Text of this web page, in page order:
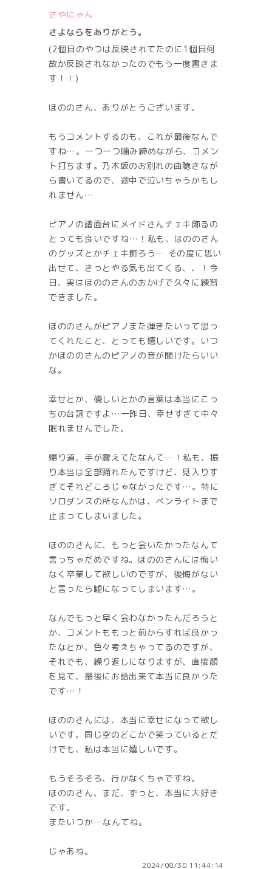
さやにゃん
さよならをありがとう。
(2個目のやつは反映されてたのに1個目何
故か反映されなかったのでもう一度書きま
す！！)
ほののさん、ありがとうございます。
もうコメントするのも、これが最後なんで
すね…。一つ一つ噛み締めながら、コメン
ト打ちます。乃木坂のお別れの曲聴きなが
ら書いてるので、途中で泣いちゃうかもし
れません…
ピアノの譜面台にメイドさんチェキ飾るの
とっても良いですね…！私も、ほののさん
のグッズとかチェキ飾ろう… その度に思い
出せて、きっとやる気も出てくる、、！今
日、実はほののさんのおかげで久々に練習
できました。
ほののさんがピアノまた弾きたいって思っ
てくれたこと、とっても嬉しいです。いつ
かほののさんのピアノの音が聞けたらいい
な。
幸せとか、優しいとかの言葉は本当にこっ
ちの台詞ですよ…一昨日、幸せすぎて中々
眠れませんでした。
帰り道、手が震えてたなんて…！私も、振
り本当は全部踊れたんですけど、見入りす
ぎてそれどころじゃなかったです…。特に
ソロダンスの所なんかは、ペンライトまで
止まってしまいました。
ほののさんに、もっと会いたかったなんて
言っちゃだめですね。ほののさんには悔い
なく卒業して欲しいのですが、後悔がない
と言ったら嘘になってしまいます…。
なんでもっと早く会わなかったんだろうと
か、コメントももっと前からすれば良かっ
たなとか、色々考えちゃってるのですが、
それでも、繰り返しになりますが、直接顔
を見て、最後にお話出来て本当に良かった
です…！
ほののさんには、本当に幸せになって欲し
いです。同じ空のどこかで笑っているとだ
けでも、私は本当に嬉しいです。
もうそろそろ、行かなくちゃですね。
ほののさん、まだ、ずっと、本当に大好き
です。
またいつか…なんてね。
じゃあね。
2024/08/30 11:44:14